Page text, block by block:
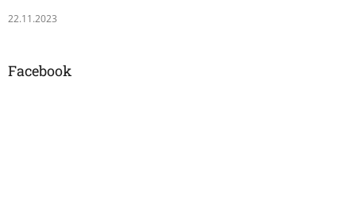
22.11.2023
Facebook